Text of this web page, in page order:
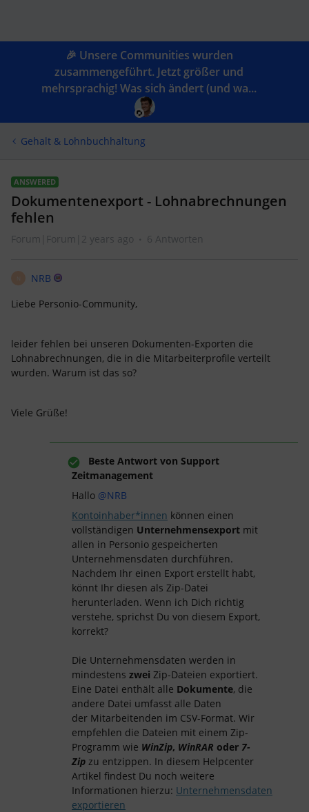
🎉 Unsere Communities wurden
zusammengeführt. Jetzt größer und
mehrsprachig! Was sich ändert (und wa...
Gehalt & Lohnbuchhaltung
ANSWERED
Dokumentenexport - Lohnabrechnungen
fehlen
Forum|Forum|2 years ago 6 Antworten
NRB
Liebe Personio-Community,
leider fehlen bei unseren Dokumenten-Exporten die
Lohnabrechnungen, die in die Mitarbeiterprofile verteilt
wurden. Warum ist das so?
Viele Grüße!
Beste Antwort von Support
Zeitmanagement
Hallo @NRB
Kontoinhaber*innen können einen
vollständigen Unternehmensexport mit
allen in Personio gespeicherten
Unternehmensdaten durchführen.
Nachdem Ihr einen Export erstellt habt,
könnt Ihr diesen als Zip-Datei
herunterladen. Wenn ich Dich richtig
verstehe, sprichst Du von diesem Export,
korrekt?
Die Unternehmensdaten werden in
mindestens zwei Zip-Dateien exportiert.
Eine Datei enthält alle Dokumente, die
andere Datei umfasst alle Daten
der Mitarbeitenden im CSV-Format. Wir
empfehlen die Dateien mit einem Zip-
Programm wie WinZip, WinRAR oder 7-
Zip zu entzippen. In diesem Helpcenter
Artikel findest Du noch weitere
Informationen hierzu: Unternehmensdaten
exportieren